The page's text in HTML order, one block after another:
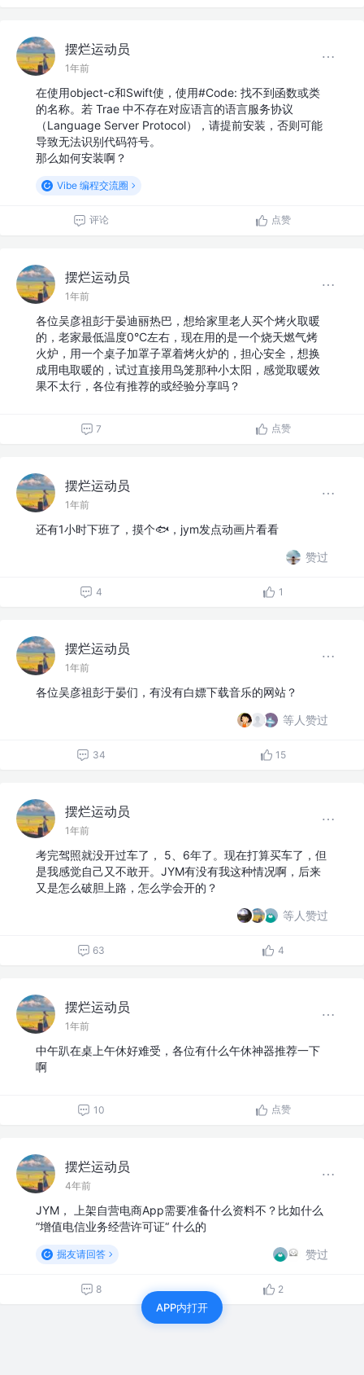
摆烂运动员
1年前
在使用object-c和Swift使，使用#Code: 找不到函数或类
的名称。若 Trae 中不存在对应语言的语言服务协议
（Language Server Protocol），请提前安装，否则可能
导致无法识别代码符号。
那么如何安装啊？
Vibe 编程交流圈
评论 点赞
摆烂运动员
1年前
各位吴彦祖彭于晏迪丽热巴，想给家里老人买个烤火取暖
的，老家最低温度0°C左右，现在用的是一个烧天燃气烤
火炉，用一个桌子加罩子罩着烤火炉的，担心安全，想换
成用电取暖的，试过直接用鸟笼那种小太阳，感觉取暖效
果不太行，各位有推荐的或经验分享吗？
7 点赞
摆烂运动员
1年前
还有1小时下班了，摸个🐟，jym发点动画片看看
赞过
4 1
摆烂运动员
1年前
各位吴彦祖彭于晏们，有没有白嫖下载音乐的网站？
等人赞过
34 15
摆烂运动员
1年前
考完驾照就没开过车了， 5、6年了。现在打算买车了，但
是我感觉自己又不敢开。JYM有没有我这种情况啊，后来
又是怎么破胆上路，怎么学会开的？
等人赞过
63 4
摆烂运动员
1年前
中午趴在桌上午休好难受，各位有什么午休神器推荐一下
啊
10 点赞
摆烂运动员
4年前
JYM， 上架自营电商App需要准备什么资料不？比如什么
”增值电信业务经营许可证“ 什么的
掘友请回答 赞过
8 2
APP内打开